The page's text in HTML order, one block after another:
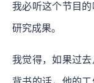
我必听这个节目
研究成果。
我觉得，如果过